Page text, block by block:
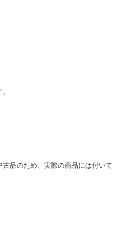
品のため、実際の商品には付いて